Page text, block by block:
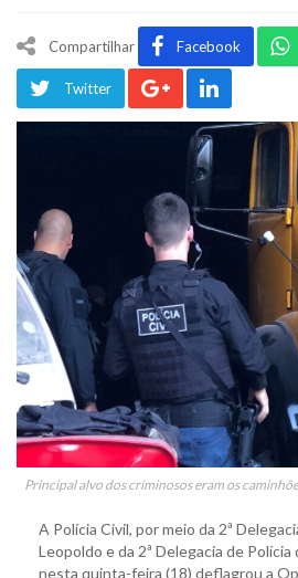
Compartilhar Facebook
Twitter
Principal alvo dos criminosos eram os
A Polícia Civil, por meio da 2ª
Leopoldo e da 2ª Delegacia de
nesta quinta-feira (18) deflagrou a